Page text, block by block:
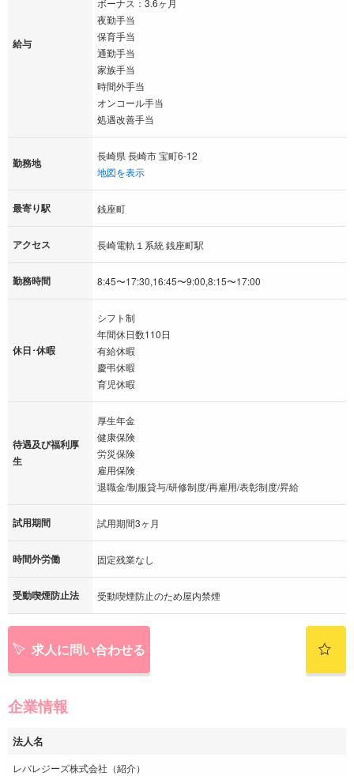
給与
夜勤手当
保育手当
通勤手当
家族手当
時間外手当
オンコール手当
処遇改善手当
勤務地
長崎県 長崎市 宝町6-12
地図を表示
最寄り駅 銭座町
アクセス 長崎電軌１系統 銭座町駅
勤務時間 8:45〜17:30,16:45〜9:00,8:15〜17:00
休日･休暇
シフト制
年間休日数110日
有給休暇
慶弔休暇
育児休暇
待遇及び福利厚
生
厚生年金
健康保険
労災保険
雇用保険
退職金/制服貸与/研修制度/再雇用/表彰制度/昇給
試用期間 試用期間3ヶ月
時間外労働 固定残業なし
受動喫煙防止法 受動喫煙防止のため屋内禁煙
求人に問い合わせる
企業情報
法人名
レバレジーズ株式会社（紹介）